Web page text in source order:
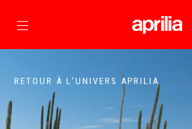
Aller au
RETOUR À L'UNIVERS APRILIA